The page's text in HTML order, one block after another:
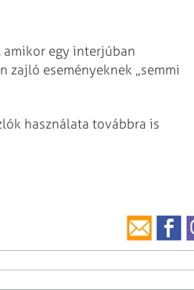
amikor egy interjúban
zajló eseményeknek „semmi
használata továbbra is